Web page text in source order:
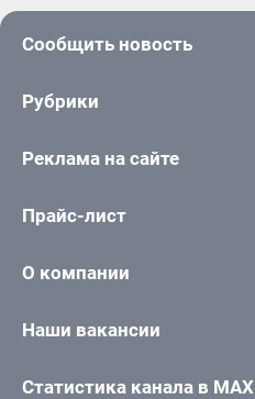
Сообщить новость
Рубрики
Реклама на сайте
Прайс-лист
О компании
Наши вакансии
Статистика канала в MAX